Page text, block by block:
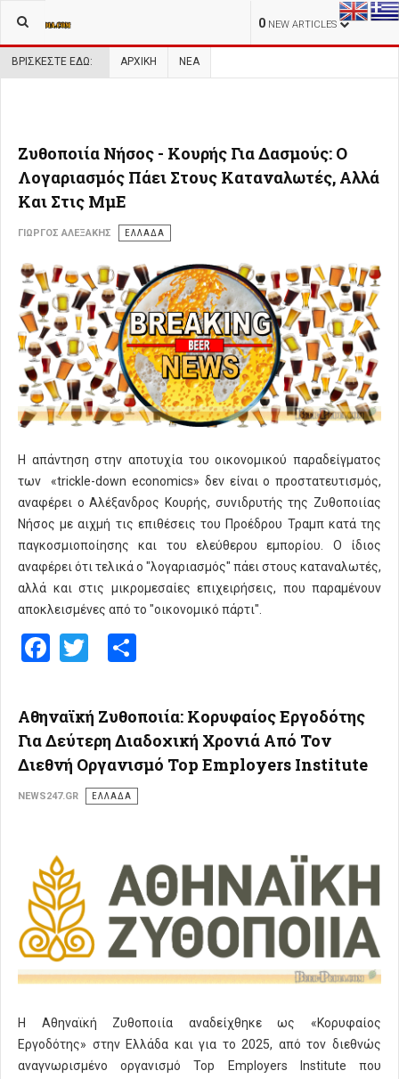
0 NEW ARTICLES
ΒΡΊΣΚΕΣΤΕ ΕΔΏ: ΑΡΧΙΚΉ ΝΕΑ
Ζυθοποιία Νήσος - Κουρής Για Δασμούς: Ο
Λογαριασμός Πάει Στους Καταναλωτές, Αλλά
Και Στις ΜμΕ
ΓΙΏΡΓΟΣ ΑΛΕΞΆΚΗΣ ΕΛΛΑΔΑ
Η απάντηση στην αποτυχία του οικονομικού παραδείγματος
των «trickle-down economics» δεν είναι ο προστατευτισμός,
αναφέρει ο Αλέξανδρος Κουρής, συνιδρυτής της Ζυθοποιίας
Νήσος με αιχμή τις επιθέσεις του Προέδρου Τραμπ κατά της
παγκοσμιοποίησης και του ελεύθερου εμπορίου. Ο ίδιος
αναφέρει ότι τελικά ο "λογαριασμός" πάει στους καταναλωτές,
αλλά και στις μικρομεσαίες επιχειρήσεις, που παραμένουν
αποκλεισμένες από το "οικονομικό πάρτι".
Facebook
Twitter
Αθηναϊκή Ζυθοποιία: Κορυφαίος Εργοδότης
Για Δεύτερη Διαδοχική Χρονιά Από Τον
Διεθνή Οργανισμό Top Employers Institute
NEWS247.GR ΕΛΛΑΔΑ
Η Αθηναϊκή Ζυθοποιία αναδείχθηκε ως «Κορυφαίος
Εργοδότης» στην Ελλάδα και για το 2025, από τον διεθνώς
αναγνωρισμένο οργανισμό Top Employers Institute που